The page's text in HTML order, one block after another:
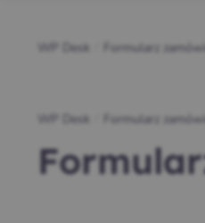
WP Desk Formularz
WP Desk Formularz